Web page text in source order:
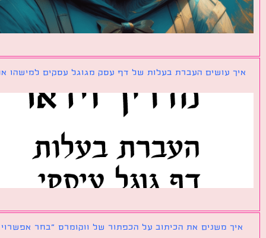
עושים העברת בעלות של דף עסק מגוגל עסקים למישהו אחר?
משנים את הכיתוב על הכפתור של ווקומרס ״בחר אפשרויות״